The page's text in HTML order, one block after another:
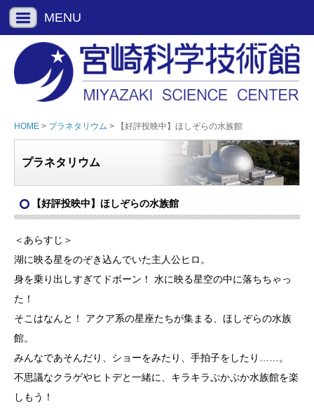
MENU
HOME > プラネタリウム > 【好評投映中】ほしぞらの水族館
プラネタリウム
【好評投映中】ほしぞらの水族館
＜あらすじ＞
湖に映る星をのぞき込んでいた主人公ヒロ。
身を乗り出しすぎてドボーン！ 水に映る星空の中に落ちちゃっ
た！
そこはなんと！ アクア系の星座たちが集まる、ほしぞらの水族
館。
みんなであそんだり、ショーをみたり、手拍子をしたり……。
不思議なクラゲやヒトデと一緒に、キラキラぷかぷか水族館を楽
しもう！